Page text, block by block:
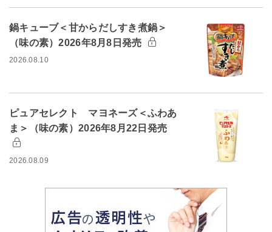
鍋キューブ＜甘からだしすき煮鍋＞
（味の素）2026年8月8日発売
2026.08.10
ピュアセレクト マヨネーズ＜ふわあ
ま＞（味の素）2026年8月22日発売
2026.08.09